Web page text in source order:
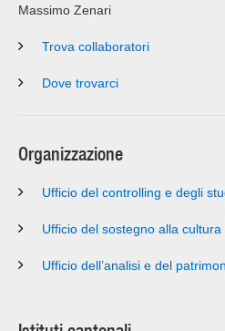
Massimo Zenari
Trova collaboratori
Dove trovarci
Organizzazione
Ufficio del controlling e degli
Ufficio del sostegno alla cultura
Ufficio dell’analisi e del